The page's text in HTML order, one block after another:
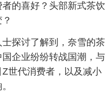
的喜好？头部新式茶饮
探讨了解到，奈雪的茶
企业纷纷转战国潮，与
世代消费者，以及减小